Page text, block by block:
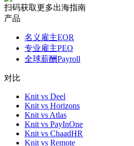
扫码获取更多出海指南
产品
名义雇主EOR
专业雇主PEO
全球薪酬Payroll
对比
Knit vs Deel
Knit vs Horizons
Knit vs Atlas
Knit vs PayInOne
Knit vs ChaadHR
Knit vs Remote